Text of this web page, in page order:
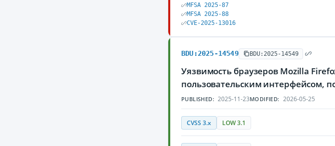
MFSA 2025-87
MFSA 2025-88
CVE-2025-13016
BDU:2025-14549 BDU:2025-14549
Уязвимость браузеров Mozilla
пользовательским интерфейсом,
PUBLISHED: 2025-11-23MODIFIED: 2026-05-25
CVSS 3.x LOW 3.1